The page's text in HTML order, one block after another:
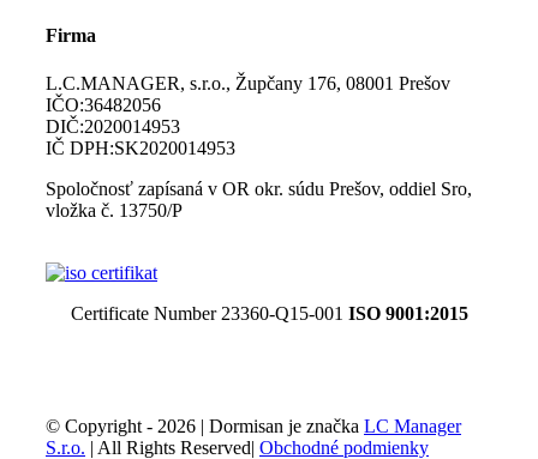
Firma
L.C.MANAGER, s.r.o., Župčany 176, 08001 Prešov
IČO:36482056
DIČ:2020014953
IČ DPH:SK2020014953
Spoločnosť zapísaná v OR okr. súdu Prešov, oddiel Sro,
vložka č. 13750/P
Certificate Number 23360-Q15-001 ISO 9001:2015
© Copyright - 2026 | Dormisan je značka LC Manager
S.r.o. | All Rights Reserved| Obchodné podmienky